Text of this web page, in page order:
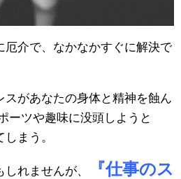
厄介で、なかなかすぐに解決で
スがあなたの身体と精神を蝕ん
ーツや趣味に没頭しようと
まう。
れませんが、
『仕事のス